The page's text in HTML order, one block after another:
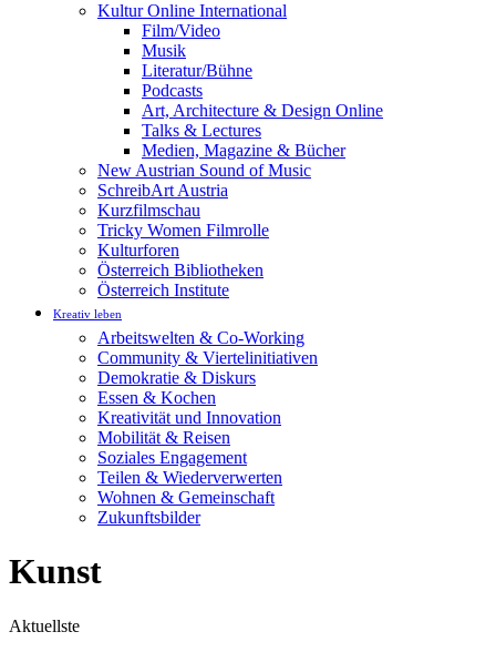
Kultur Online International
Film/Video
Musik
Literatur/Bühne
Podcasts
Art, Architecture & Design Online
Talks & Lectures
Medien, Magazine & Bücher
New Austrian Sound of Music
SchreibArt Austria
Kurzfilmschau
Tricky Women Filmrolle
Kulturforen
Österreich Bibliotheken
Österreich Institute
Kreativ leben
Arbeitswelten & Co-Working
Community & Viertelinitiativen
Demokratie & Diskurs
Essen & Kochen
Kreativität und Innovation
Mobilität & Reisen
Soziales Engagement
Teilen & Wiederverwerten
Wohnen & Gemeinschaft
Zukunftsbilder
Kunst
Aktuellste